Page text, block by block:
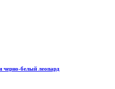
белый леопард